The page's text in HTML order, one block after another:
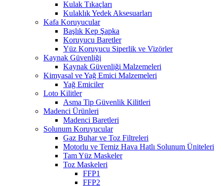
Kulak Tıkaçları
Kulaklık Yedek Aksesuarları
Kafa Koruyucular
Başlık Kep Şapka
Koruyucu Baretler
Yüz Koruyucu Siperlik ve Vizörler
Kaynak Güvenliği
Kaynak Güvenliği Malzemeleri
Kimyasal ve Yağ Emici Malzemeleri
Yağ Emiciler
Loto Kilitler
Asma Tip Güvenlik Kilitleri
Madenci Ürünleri
Madenci Baretleri
Solunum Koruyucular
Gaz Buhar ve Toz Filtreleri
Motorlu ve Temiz Hava Hatlı Solunum Üniteleri
Tam Yüz Maskeler
Toz Maskeleri
FFP1
FFP2